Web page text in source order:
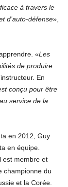
à travers le
d’auto-défense»,
«Les
de produire
En
conçu pour être
service de la
en 2012, Guy
en équipe.
est membre et
championne du
et la Corée.